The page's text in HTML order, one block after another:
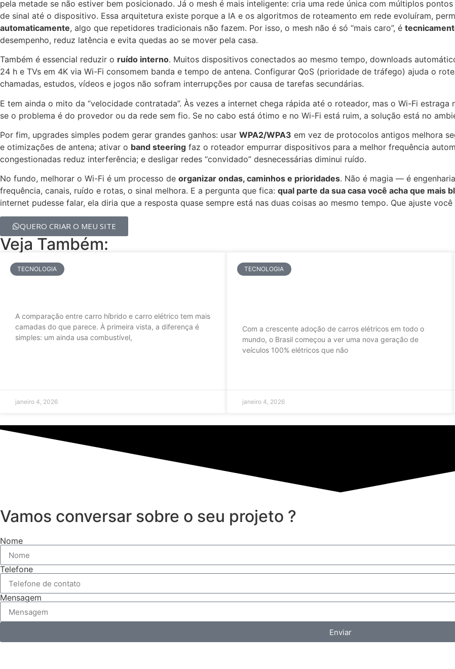
pela metade se não estiver bem posicionado. Já o mesh é mais inteligente: cria uma rede única com múltiplos
de sinal até o dispositivo. Essa arquitetura existe porque a IA e os algoritmos de roteamento em rede evoluíram,
automaticamente, algo que repetidores tradicionais não fazem. Por isso, o mesh não é só “mais caro”, é
desempenho, reduz latência e evita quedas ao se mover pela casa.
Também é essencial reduzir o ruído interno. Muitos dispositivos conectados ao mesmo tempo, downloads
24 h e TVs em 4K via Wi-Fi consomem banda e tempo de antena. Configurar QoS (prioridade de tráfego) ajuda o
chamadas, estudos, vídeos e jogos não sofram interrupções por causa de tarefas secundárias.
E tem ainda o mito da “velocidade contratada”. Às vezes a internet chega rápida até o roteador, mas o Wi-Fi estraga
se o problema é do provedor ou da rede sem fio. Se no cabo está ótimo e no Wi-Fi está ruim, a solução está no
Por fim, upgrades simples podem gerar grandes ganhos: usar WPA2/WPA3 em vez de protocolos antigos melhora
e otimizações de antena; ativar o band steering faz o roteador empurrar dispositivos para a melhor frequência
congestionadas reduz interferência; e desligar redes “convidado” desnecessárias diminui ruído.
No fundo, melhorar o Wi-Fi é um processo de organizar ondas, caminhos e prioridades. Não é magia — é
frequência, canais, ruído e rotas, o sinal melhora. E a pergunta que fica: qual parte da sua casa você acha que mais
internet pudesse falar, ela diria que a resposta quase sempre está nas duas coisas ao mesmo tempo. Que ajuste
QUERO CRIAR O MEU SITE
Veja Também:
TECNOLOGIA
Carro Híbrido ou Carro Elétrico — Qual
A comparação entre carro híbrido e carro elétrico tem mais
camadas do que parece. À primeira vista, a diferença é
simples: um ainda usa combustível,
janeiro 4, 2026
TECNOLOGIA
Modelos Elétricos Acessíveis e
Com a crescente adoção de carros elétricos em todo o
mundo, o Brasil começou a ver uma nova geração de
veículos 100% elétricos que não
janeiro 4, 2026
Vamos conversar sobre o seu projeto ?
Nome
Telefone
Mensagem
Enviar